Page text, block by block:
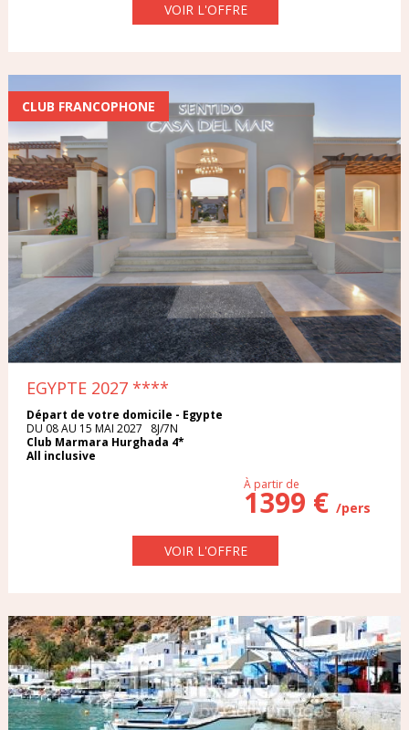
VOIR L'OFFRE
EGYPTE 2027 ****
Départ de votre domicile - Egypte
DU 08 AU 15 MAI 2027 8J/7N
Club Marmara Hurghada 4*
All inclusive
À partir de
1399 €/pers
VOIR L'OFFRE
CLUB FRANCOPHONE